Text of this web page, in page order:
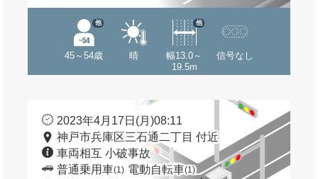
45～54歳
他
晴
幅13.0～
19.5m
他
信号なし
2023年4月17日(月)08:11
神戸市兵庫区三石通二丁目 付近
車両相互 小破事故
普通乗用車(1) 電動自転車(1)